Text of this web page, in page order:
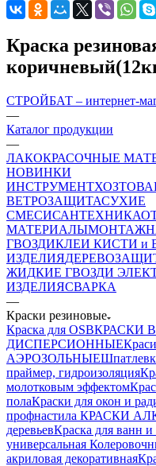
Краска
СТРОЙБАТ – интернет-
—
Каталог продукции
—
ЛАКОКРАСОЧНЫЕ
НОВИНКИ
ИНСТРУМЕНТ
ВЕТРОЗАЩИТАСУХИЕ
СМЕСИСАНТЕХНИКА
МАТЕРИАЛЫ
ГВОЗДИКЛЕИ КИСТИ и
ИЗДЕЛИЯ
ЖИДКИЕ ГВОЗДИ
ИЗДЕЛИЯСВАРКА
—
Краски резиновые
Краска для OSBКРАСКИ
ДИСПЕРСИОННЫЕ
АЭРОЗОЛЬНЫЕ
праймер, гидроизоляция
молотковым эффектом
полаКраски для окон и
профнастила КРАСКИ
деревьевКраска для ванн
универсальная
акриловая декоративная